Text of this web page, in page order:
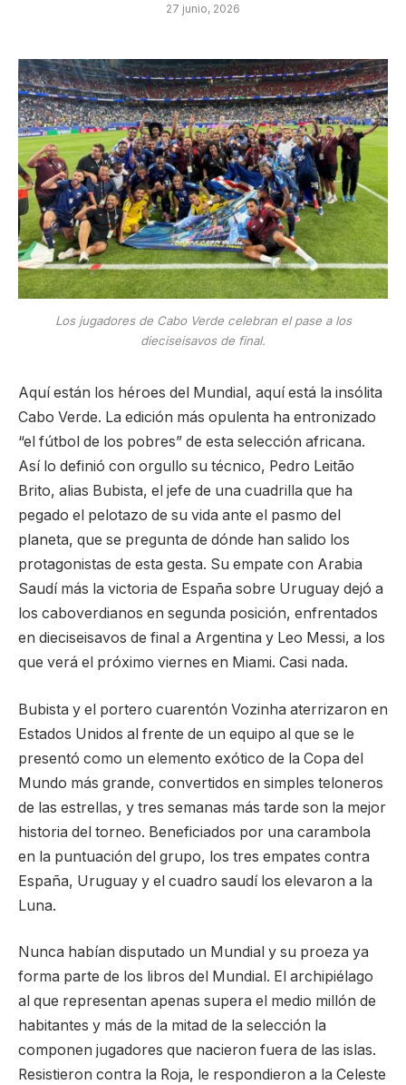
27 junio, 2026
Los jugadores de Cabo Verde celebran el pase a los
dieciseisavos de final.
Aquí están los héroes del Mundial, aquí está la insólita
Cabo Verde. La edición más opulenta ha entronizado
“el fútbol de los pobres” de esta selección africana.
Así lo definió con orgullo su técnico, Pedro Leitão
Brito, alias Bubista, el jefe de una cuadrilla que ha
pegado el pelotazo de su vida ante el pasmo del
planeta, que se pregunta de dónde han salido los
protagonistas de esta gesta. Su empate con Arabia
Saudí más la victoria de España sobre Uruguay dejó a
los caboverdianos en segunda posición, enfrentados
en dieciseisavos de final a Argentina y Leo Messi, a los
que verá el próximo viernes en Miami. Casi nada.
Bubista y el portero cuarentón Vozinha aterrizaron en
Estados Unidos al frente de un equipo al que se le
presentó como un elemento exótico de la Copa del
Mundo más grande, convertidos en simples teloneros
de las estrellas, y tres semanas más tarde son la mejor
historia del torneo. Beneficiados por una carambola
en la puntuación del grupo, los tres empates contra
España, Uruguay y el cuadro saudí los elevaron a la
Luna.
Nunca habían disputado un Mundial y su proeza ya
forma parte de los libros del Mundial. El archipiélago
al que representan apenas supera el medio millón de
habitantes y más de la mitad de la selección la
componen jugadores que nacieron fuera de las islas.
Resistieron contra la Roja, le respondieron a la Celeste